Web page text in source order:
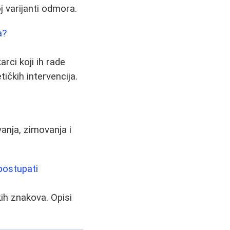
varijanti odmora.
koji ih rade
intervencija.
zimovanja i
znakova. Opisi